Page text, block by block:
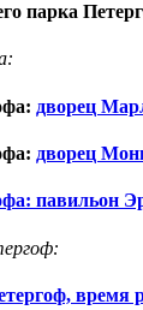
парка
дворец
дворец
павильон
время